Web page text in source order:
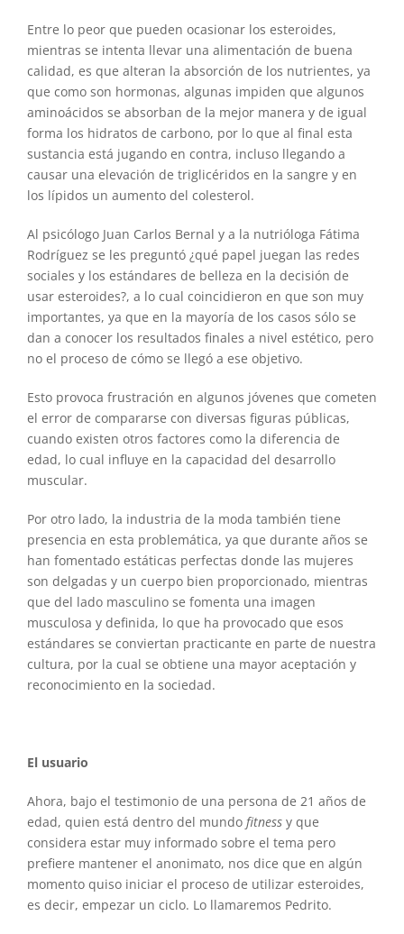
Entre lo peor que pueden ocasionar los esteroides,
mientras se intenta llevar una alimentación de buena
calidad, es que alteran la absorción de los nutrientes, ya
que como son hormonas, algunas impiden que algunos
aminoácidos se absorban de la mejor manera y de igual
forma los hidratos de carbono, por lo que al final esta
sustancia está jugando en contra, incluso llegando a
causar una elevación de triglicéridos en la sangre y en
los lípidos un aumento del colesterol.
Al psicólogo Juan Carlos Bernal y a la nutrióloga Fátima
Rodríguez se les preguntó ¿qué papel juegan las redes
sociales y los estándares de belleza en la decisión de
usar esteroides?, a lo cual coincidieron en que son muy
importantes, ya que en la mayoría de los casos sólo se
dan a conocer los resultados finales a nivel estético, pero
no el proceso de cómo se llegó a ese objetivo.
Esto provoca frustración en algunos jóvenes que cometen
el error de compararse con diversas figuras públicas,
cuando existen otros factores como la diferencia de
edad, lo cual influye en la capacidad del desarrollo
muscular.
Por otro lado, la industria de la moda también tiene
presencia en esta problemática, ya que durante años se
han fomentado estáticas perfectas donde las mujeres
son delgadas y un cuerpo bien proporcionado, mientras
que del lado masculino se fomenta una imagen
musculosa y definida, lo que ha provocado que esos
estándares se conviertan practicante en parte de nuestra
cultura, por la cual se obtiene una mayor aceptación y
reconocimiento en la sociedad.
El usuario
Ahora, bajo el testimonio de una persona de 21 años de
edad, quien está dentro del mundo fitnessy que
considera estar muy informado sobre el tema pero
prefiere mantener el anonimato, nos dice que en algún
momento quiso iniciar el proceso de utilizar esteroides,
es decir, empezar un ciclo. Lo llamaremos Pedrito.